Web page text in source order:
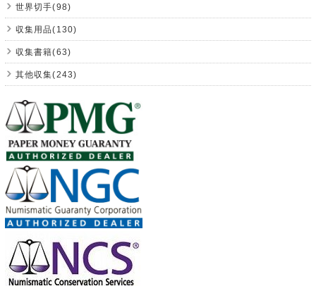
世界切手(98)
収集用品(130)
収集書籍(63)
其他収集(243)